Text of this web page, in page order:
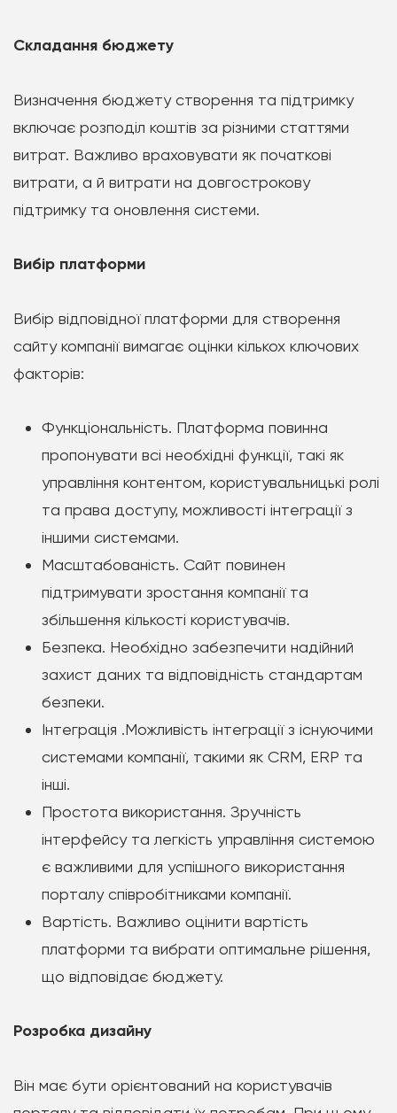
Складання бюджету
Визначення бюджету створення та підтримку
включає розподіл коштів за різними статтями
витрат. Важливо враховувати як початкові
витрати, а й витрати на довгострокову
підтримку та оновлення системи.
Вибір платформи
Вибір відповідної платформи для створення
сайту компанії вимагає оцінки кількох ключових
факторів:
Функціональність. Платформа повинна
пропонувати всі необхідні функції, такі як
управління контентом, користувальницькі ролі
та права доступу, можливості інтеграції з
іншими системами.
Масштабованість. Сайт повинен
підтримувати зростання компанії та
збільшення кількості користувачів.
Безпека. Необхідно забезпечити надійний
захист даних та відповідність стандартам
безпеки.
Інтеграція .Можливість інтеграції з існуючими
системами компанії, такими як CRM, ERP та
інші.
Простота використання. Зручність
інтерфейсу та легкість управління системою
є важливими для успішного використання
порталу співробітниками компанії.
Вартість. Важливо оцінити вартість
платформи та вибрати оптимальне рішення,
що відповідає бюджету.
Розробка дизайну
Він має бути орієнтований на користувачів